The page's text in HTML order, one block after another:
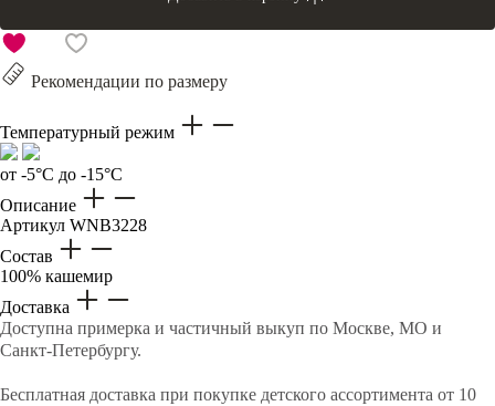
Рекомендации по размеру
Температурный режим
от -5°C до -15°C
Описание
Артикул WNB3228
Состав
100% кашемир
Доставка
Доступна примерка и частичный выкуп по Москве, МО и
Санкт-Петербургу.
Бесплатная доставка при покупке детского ассортимента от 10